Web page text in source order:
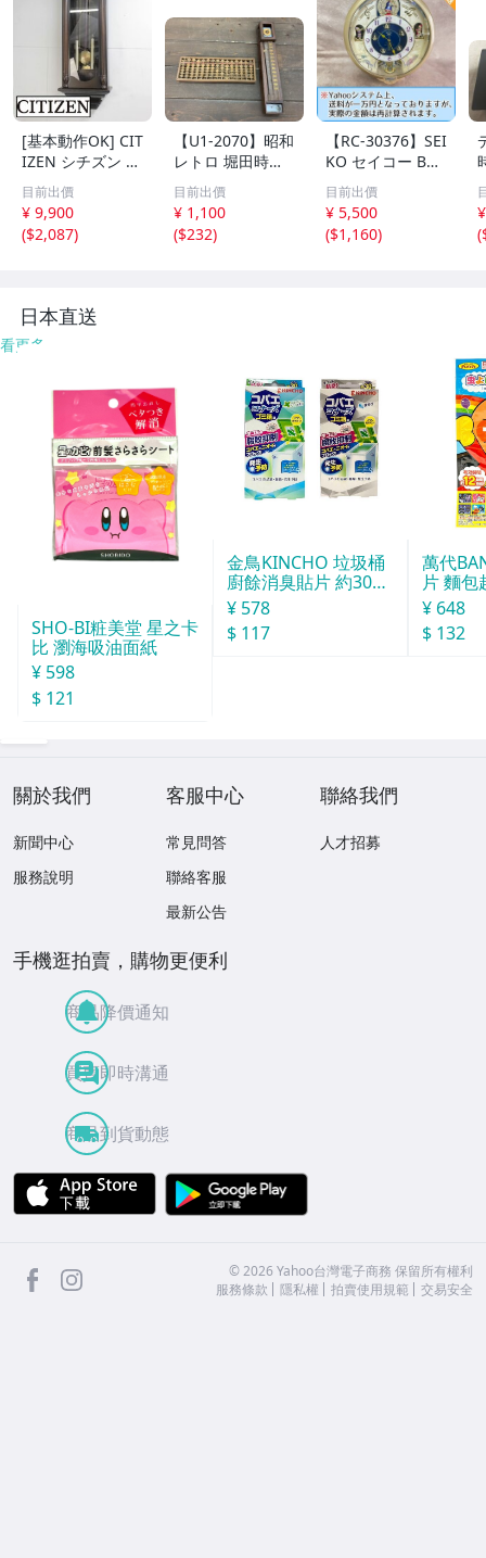
[基本動作OK] CIT
IZEN シチズン リ
ズム時計 掛時計
柱時計 置時計 電
池式 ビンテージ
アンティーク レ
目前出價
¥ 9,900
($2,087)
【U1-2070】昭和
レトロ 堀田時計
店 水晶和時計 尺
時計 掛け 木製 そ
ろばん アンティ
ーク 雑貨まとめ
目前出價
¥ 1,100
($232)
【RC-30376】SEI
KO セイコー BC1
10G 壁掛け時計
からくり時計 Wa
ve Symphony ウ
ェーブシンフォニ
目前出價
¥ 5,500
($1,160)
(
日本直送
看更多
SHO-BI粧美堂 星之卡
比 瀏海吸油面紙
¥ 598
$ 121
金鳥KINCHO 垃圾桶
廚餘消臭貼片 約30天
分
¥ 578
$ 117
萬代
片 麵包
¥ 648
$ 132
關於我們
新聞中心
服務說明
客服中心
常見問答
聯絡客服
最新公告
聯絡我們
人才招募
手機逛拍賣，購物更便利
商品降價通知
買賣即時溝通
商品到貨動態
APP Store
facebook ©2026 Yahoo台灣電子商務 保留所有權利
服務條款
隱私權 拍賣使用規範 交易安全